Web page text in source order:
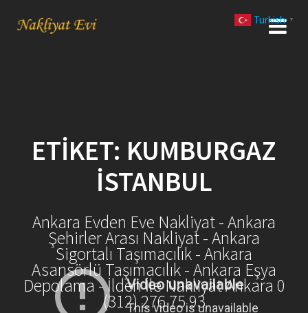
ETIKET: KUMBURGAZ
İSTANBUL
Ankara Evden Eve Nakliyat - Ankara
Şehirler Arası Nakliyat - Ankara
Sigortalı Taşımacılık - Ankara
Asansörlü Taşımacılık - Ankara Eşya
Depolama - İlden İle Nakliyat Ankara 0
(312) 276 75 93
Turkish ▼